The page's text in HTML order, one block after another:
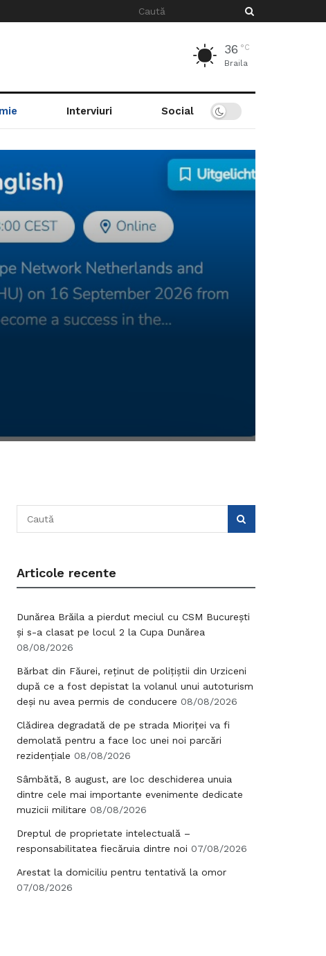
36 °C
Braila
Interviuri Social
Articole recente
Dunărea Brăila a pierdut meciul cu CSM București
și s-a clasat pe locul 2 la Cupa Dunărea
08/08/2026
Bărbat din Făurei, reținut de polițiștii din Urziceni
după ce a fost depistat la volanul unui autoturism
deși nu avea permis de conducere 08/08/2026
Clădirea degradată de pe strada Mioriței va fi
demolată pentru a face loc unei noi parcări
rezidențiale 08/08/2026
Sâmbătă, 8 august, are loc deschiderea unuia
dintre cele mai importante evenimente dedicate
muzicii militare 08/08/2026
Dreptul de proprietate intelectuală –
responsabilitatea fiecăruia dintre noi 07/08/2026
Arestat la domiciliu pentru tentativă la omor
07/08/2026